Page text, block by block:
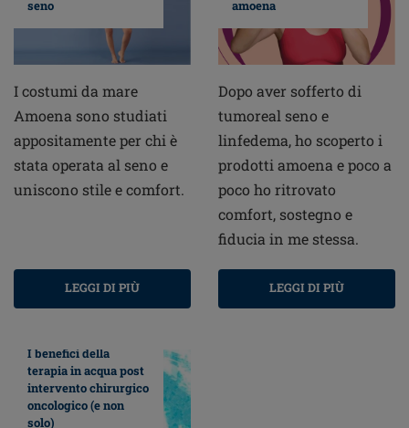
seno
I costumi da mare
Amoena sono studiati
appositamente per chi è
stata operata al seno e
uniscono stile e comfort.
LEGGI DI PIÙ
amoena
Dopo aver sofferto di
tumoreal seno e
linfedema, ho scoperto i
prodotti amoena e poco a
poco ho ritrovato
comfort, sostegno e
fiducia in me stessa.
LEGGI DI PIÙ
I benefici della
terapia in acqua post
intervento chirurgico
oncologico (e non
solo)